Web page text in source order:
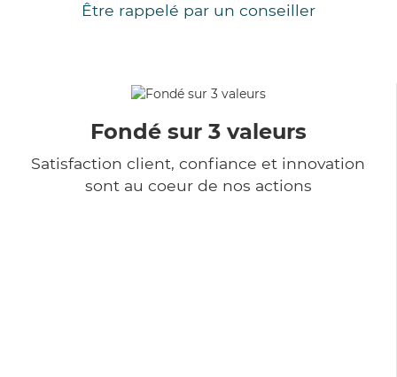
Être rappelé par un conseiller
Fondé sur 3 valeurs
Satisfaction client, confiance et innovation
sont au coeur de nos actions